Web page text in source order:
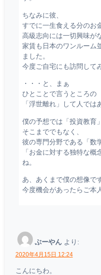
ちなみに彼、
すでに一生食える分のお
高級志向には一切興味が
家賃も日本のワンルーム
ました。
今度ご自宅にも訪問して
・・・と、まぁ
ひとことで言うところの
「浮世離れ」して人では
僕の予想では「投資教育
そこまででもなく、
彼の専門分野である「数
「お金に対する独特な
ね。
あ、あくまで僕の想像で
今度機会があったらご本
ぶーやん より:
2020年4月15日 12:24
こんにちわ。